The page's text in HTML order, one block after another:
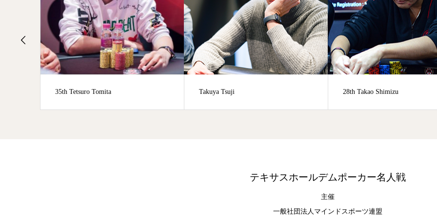
Takuya Tsuji 28th Takao Shimizu 75th Daisuke Goto
テキサスホールデムポーカー名人戦
主催
一般社団法人マインドスポーツ連盟